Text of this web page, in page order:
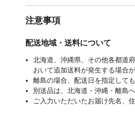
注意事項
配送地域・送料について
北海道、沖縄県、その他各都道
おいて追加送料が発生する場合が
離島の場合、配送日を指定して
別送品は、北海道・沖縄・離島
ご入力いただいたお届け先名、